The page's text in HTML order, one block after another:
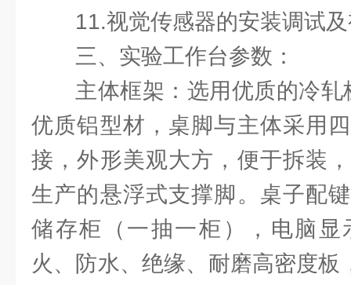
11.视觉传感器的安装调试
三、实验工作台参数：
主体框架：选用优质的冷
优质铝型材，桌脚与主体采用
接，外形美观大方，便于拆装
生产的悬浮式支撑脚。桌子配
储存柜（一抽一柜），电脑显
火、防水、绝缘、耐磨高密度板